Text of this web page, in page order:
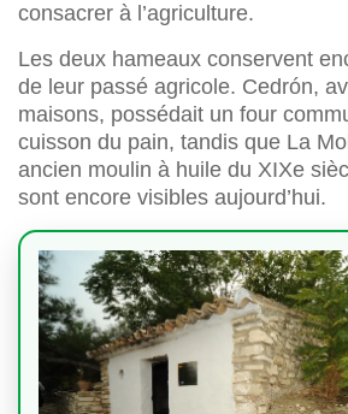
consacrer à l’agriculture.
Les deux hameaux conservent
de leur passé agricole. Cedrón,
maisons, possédait un four
cuisson du pain, tandis que La
ancien moulin à huile du XIXe
sont encore visibles aujourd’hui.